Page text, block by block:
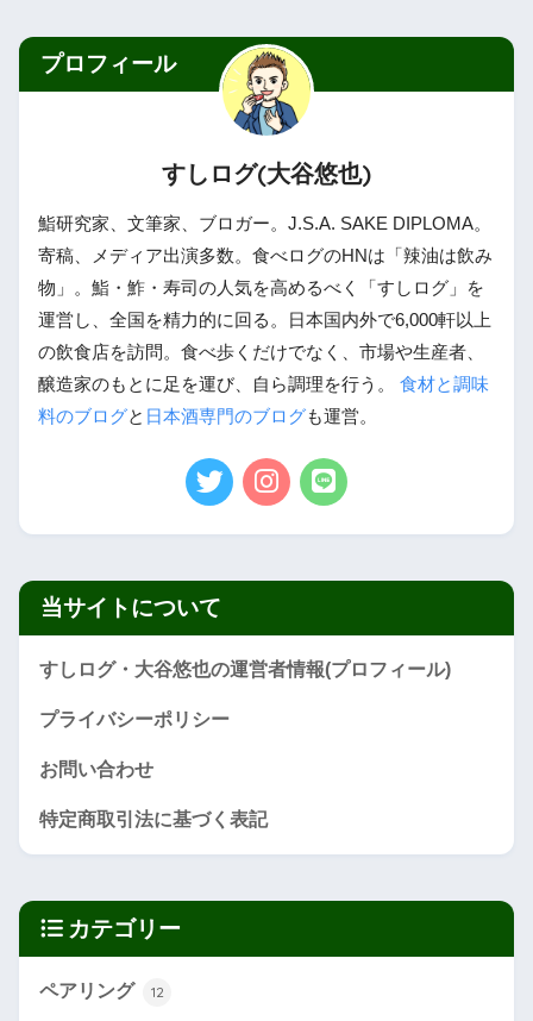
プロフィール
すしログ(大谷悠也)
鮨研究家、文筆家、ブロガー。J.S.A. SAKE DIPLOMA。
寄稿、メディア出演多数。食べログのHNは「辣油は飲み
物」。鮨・鮓・寿司の人気を高めるべく「すしログ」を
運営し、全国を精力的に回る。日本国内外で6,000軒以上
の飲食店を訪問。食べ歩くだけでなく、市場や生産者、
醸造家のもとに足を運び、自ら調理を行う。 食材と調味
料のブログと 日本酒専門のブログも運営。
当サイトについて
すしログ・大谷悠也の運営者情報(プロフィール)
プライバシーポリシー
お問い合わせ
特定商取引法に基づく表記
カテゴリー
ペアリング 12